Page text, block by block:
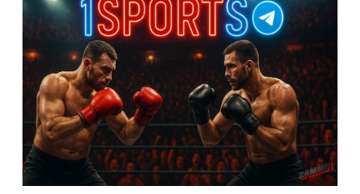
Подписаться
{} [+]
0КОММЕНТАРИЕВ